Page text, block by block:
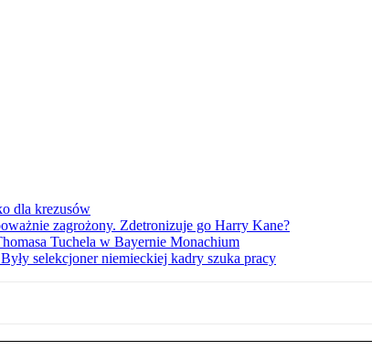
dla krezusów
zagrożony. Zdetronizuje go Harry Kane?
Tuchela w Bayernie Monachium
selekcjoner niemieckiej kadry szuka pracy